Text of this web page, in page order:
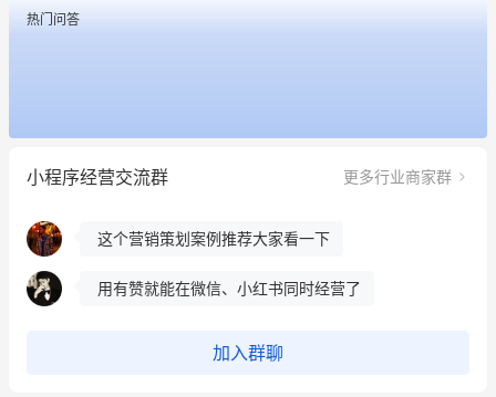
热门问答
小程序经营交流群 更多行业商家群
昨晚的直播课程太好啦❤️
冰墩墩货源充足需要的联系我
这个营销策划案例推荐大家看一下
用有赞就能在微信、小红书同时经营了
加入群聊